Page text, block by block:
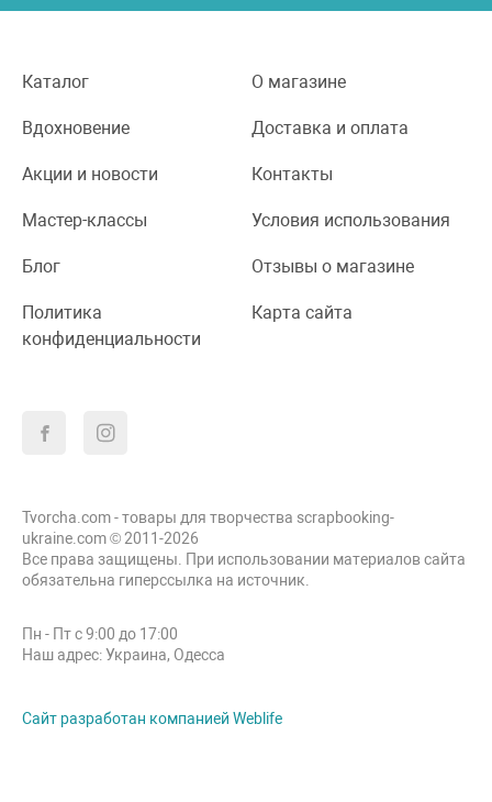
Каталог О магазине
Вдохновение Доставка и оплата
Акции и новости Контакты
Мастер-классы Условия использования
Блог Отзывы о магазине
Политика
конфиденциальности
Карта сайта
Tvorcha.com - товары для творчества scrapbooking-
ukraine.com © 2011-2026
Все права защищены. При использовании материалов сайта
обязательна гиперссылка на источник.
Пн - Пт с 9:00 до 17:00
Наш адрес: Украина, Одесса
Сайт разработан компанией Weblife